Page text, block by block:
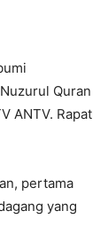
Quran
ANTV. Rapat
pertama
yang